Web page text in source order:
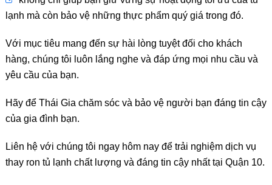
lạnh mà còn bảo vệ những thực phẩm quý giá trong đó.
Với mục tiêu mang đến sự hài lòng tuyệt đối cho khách
hàng, chúng tôi luôn lắng nghe và đáp ứng mọi nhu cầu và
yêu cầu của bạn.
Hãy để Thái Gia chăm sóc và bảo vệ người bạn đáng tin cậy
của gia đình bạn.
Liên hệ với chúng tôi ngay hôm nay để trải nghiệm dịch vụ
thay ron tủ lạnh chất lượng và đáng tin cậy nhất tại Quận 10.